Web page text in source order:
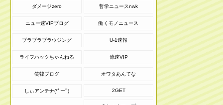
ダメージzero 哲学ニュースnwk
ニュー速VIPブログ 働くモノニュース
ブラブラブラウジング U-1速報
ライフハックちゃんねる 流速VIP
笑韓ブログ オワタあんてな
しぃアンテナ(*ﾟーﾟ) 2GET